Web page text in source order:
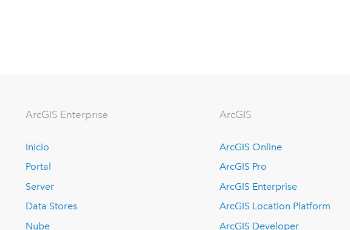
ArcGIS Enterprise
Inicio
Portal
Server
Data Stores
Nube
ArcGIS
ArcGIS Online
ArcGIS Pro
ArcGIS Enterprise
ArcGIS Location Platform
ArcGIS Developer